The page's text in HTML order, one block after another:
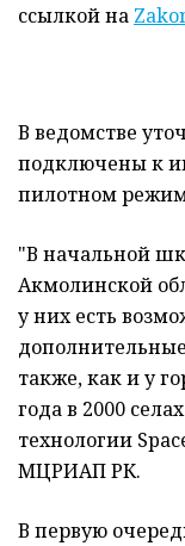
ссылкой на
В ведомстве
подключены к
пилотном
"В начальной
Акмолинской
у них есть
также, как и у
года в 2000
технологии
МЦРИАП РК.
В первую